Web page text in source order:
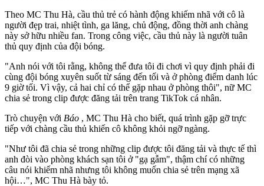
Theo MC Thu Hà, cầu thủ trẻ có hành động khiếm nhã với cô là
người đẹp trai, nhiệt tình, ga lăng, chủ động, đồng thời anh chàng
này sở hữu nhiều fan. Trong công việc, cầu thủ này là người tuân
thủ quy định của đội bóng.
"Anh nói với tôi rằng, không thể đưa tôi đi chơi vì quy định phải đi
cùng đội bóng xuyên suốt từ sáng đến tối và ở phòng điểm danh lúc
9 giờ tối. Vì vậy, cả hai chỉ có thể gặp nhau ở phòng thôi", nữ MC
chia sẻ trong clip được đăng tải trên trang TikTok cá nhân.
Trò chuyện với Báo , MC Thu Hà cho biết, quá trình gặp gỡ trực
tiếp với chàng cầu thủ khiến cô không khỏi ngỡ ngàng.
"Như tôi đã chia sẻ trong những clip được tôi đăng tải và thực tế thì
anh đòi vào phòng khách sạn tôi ở "gạ gẫm", thậm chí có những
câu nói khiếm nhã nhưng tôi không muốn chia sẻ trên mạng xã
hội…", MC Thu Hà bày tỏ.